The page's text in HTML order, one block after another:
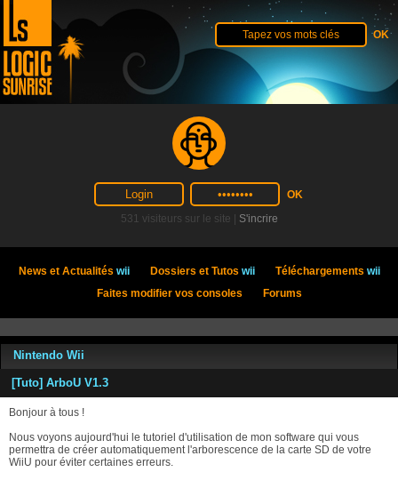
531 visiteurs sur le site | S'incrire
News et Actualités wii Dossiers et Tutos wii Téléchargements wii
Faites modifier vos consoles
Forums
Nintendo Wii
[Tuto] ArboU V1.3
Bonjour à tous !
Nous voyons aujourd'hui le tutoriel d'utilisation de mon software qui vous
permettra de créer automatiquement l'arborescence de la carte SD de votre
WiiU pour éviter certaines erreurs.